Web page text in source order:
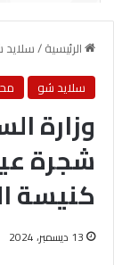
الرئيسية/
سلايد شو
وزارة
شجرة
كنيسة
13 ديسمبر، 2024